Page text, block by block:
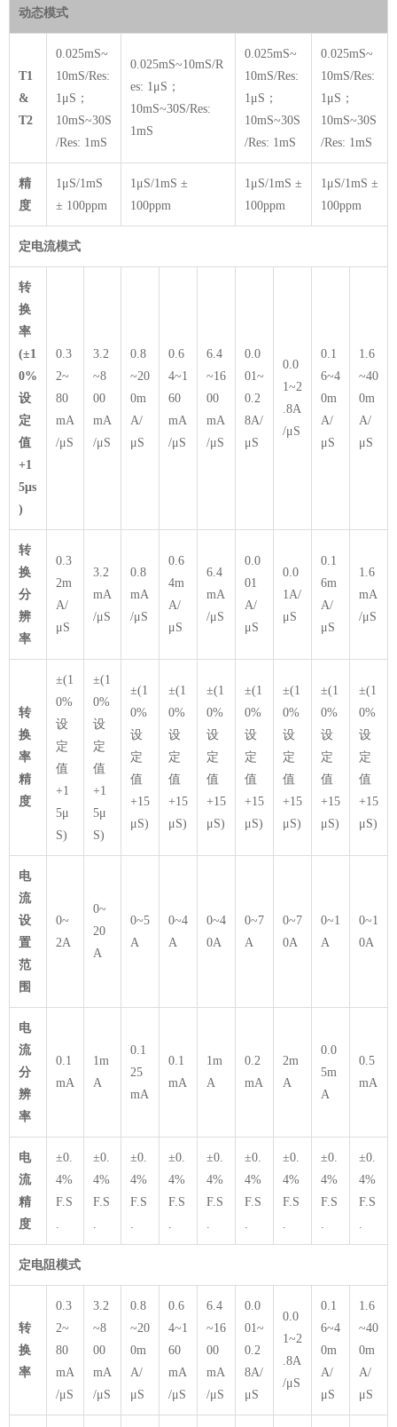
动态模式
T1
&
T2
0.025mS~
10mS/Res:
1μS；
10mS~30S
/Res: 1mS
0.025mS~10mS/R
es: 1μS；
10mS~30S/Res:
1mS
0.025mS~
10mS/Res:
1μS；
10mS~30S
/Res: 1mS
0.025mS~
10mS/Res:
1μS；
10mS~30S
/Res: 1mS
精
度
1μS/1mS
± 100ppm
1μS/1mS ±
100ppm
1μS/1mS ±
100ppm
1μS/1mS ±
100ppm
定电流模式
转
换
率
(±1
0%
设
定
值
+1
5μs
)
0.3
2~
80
mA
/μS
3.2
~8
00
mA
/μS
0.8
~20
0m
A/
μS
0.6
4~1
60
mA
/μS
6.4
~16
00
mA
/μS
0.0
01~
0.2
8A/
μS
0.0
1~2
.8A
/μS
0.1
6~4
0m
A/
μS
1.6
~40
0m
A/
μS
转
换
分
辨
率
0.3
2m
A/
μS
3.2
mA
/μS
0.8
mA
/μS
0.6
4m
A/
μS
6.4
mA
/μS
0.0
01
A/
μS
0.0
1A/
μS
0.1
6m
A/
μS
1.6
mA
/μS
转
换
率
精
度
±(1
0%
设
定
值
+1
5μ
S)
±(1
0%
设
定
值
+1
5μ
S)
±(1
0%
设
定
值
+15
μS)
±(1
0%
设
定
值
+15
μS)
±(1
0%
设
定
值
+15
μS)
±(1
0%
设
定
值
+15
μS)
±(1
0%
设
定
值
+15
μS)
±(1
0%
设
定
值
+15
μS)
±(1
0%
设
定
值
+15
μS)
电
流
设
置
范
围
0~
2A
0~
20
A
0~5
A
0~4
A
0~4
0A
0~7
A
0~7
0A
0~1
A
0~1
0A
电
流
分
辨
率
0.1
mA
1m
A
0.1
25
mA
0.1
mA
1m
A
0.2
mA
2m
A
0.0
5m
A
0.5
mA
电
流
精
度
±0.
4%
F.S
±0.
4%
F.S
±0.
4%
F.S
±0.
4%
F.S
±0.
4%
F.S
±0.
4%
F.S
±0.
4%
F.S
±0.
4%
F.S
±0.
4%
F.S
定电阻模式
转
换
率
0.3
2~
80
mA
/μS
3.2
~8
00
mA
/μS
0.8
~20
0m
A/
μS
0.6
4~1
60
mA
/μS
6.4
~16
00
mA
/μS
0.0
01~
0.2
8A/
μS
0.0
1~2
.8A
/μS
0.1
6~4
0m
A/
μS
1.6
~40
0m
A/
μS